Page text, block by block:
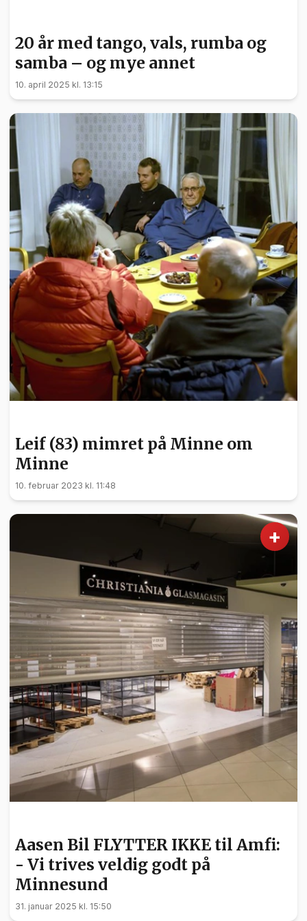
20 år med tango, vals, rumba og
samba – og mye annet
10. april 2025 kl. 13:15
Leif (83) mimret på Minne om
Minne
10. februar 2023 kl. 11:48
+
Aasen Bil FLYTTER IKKE til Amfi:
- Vi trives veldig godt på
Minnesund
31. januar 2025 kl. 15:50